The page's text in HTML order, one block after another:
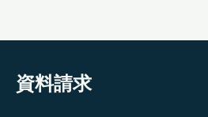
資料請求